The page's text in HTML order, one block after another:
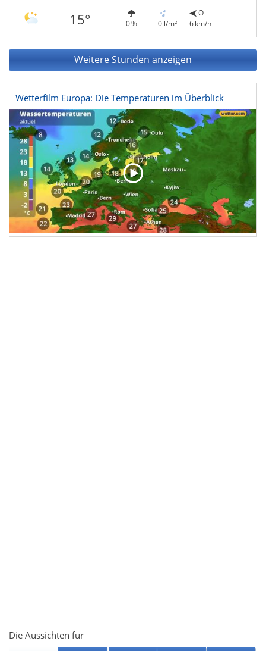
15° 0 % 0 l/m²
O
6 km/h
Weitere Stunden anzeigen
Wetterfilm Europa: Die Temperaturen im Überblick
Die Aussichten für